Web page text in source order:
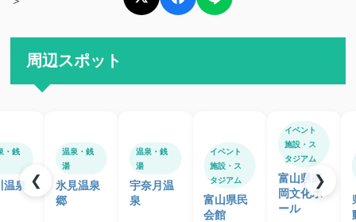
周辺スポット
・銭
温泉
温泉・銭
湯
氷見温泉
郷
温泉・銭
湯
宇奈月温
泉
イベント
施設・ス
タジアム
富山県民
会館
イベント
施設・ス
タジアム
富山県高
岡文化ホ
ール
❮ ❯